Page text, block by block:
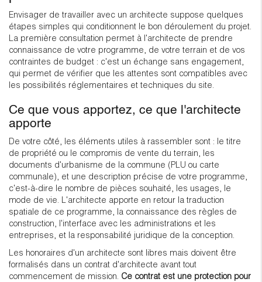
Envisager de travailler avec un architecte suppose quelques
étapes simples qui conditionnent le bon déroulement du projet.
La première consultation permet à l'architecte de prendre
connaissance de votre programme, de votre terrain et de vos
contraintes de budget : c'est un échange sans engagement,
qui permet de vérifier que les attentes sont compatibles avec
les possibilités réglementaires et techniques du site.
Ce que vous apportez, ce que l'architecte
apporte
De votre côté, les éléments utiles à rassembler sont : le titre
de propriété ou le compromis de vente du terrain, les
documents d'urbanisme de la commune (PLU ou carte
communale), et une description précise de votre programme,
c'est-à-dire le nombre de pièces souhaité, les usages, le
mode de vie. L'architecte apporte en retour la traduction
spatiale de ce programme, la connaissance des règles de
construction, l'interface avec les administrations et les
entreprises, et la responsabilité juridique de la conception.
Les honoraires d'un architecte sont libres mais doivent être
formalisés dans un contrat d'architecte avant tout
commencement de mission. Ce contrat est une protection pour